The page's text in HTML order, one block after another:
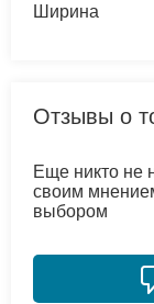
Ширина
Отзывы о
Еще никто не
своим
выбором